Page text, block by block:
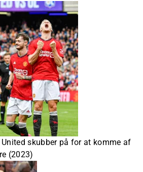
skubber på for at komme af
(2023)